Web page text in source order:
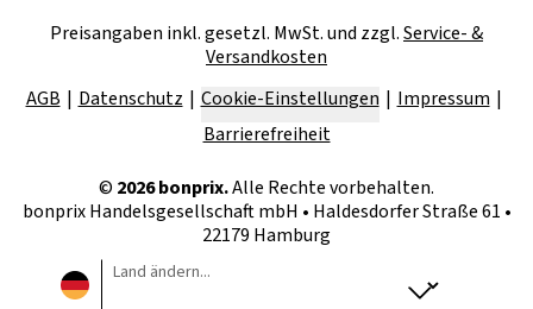
Preisangaben inkl. gesetzl. MwSt. und zzgl.Service- &
Versandkosten
AGB
Datenschutz Cookie-Einstellungen
Impressum
Barrierefreiheit
© 2026bonprix.Alle Rechte vorbehalten.
bonprix Handelsgesellschaft mbH • Haldesdorfer Straße 61 •
22179 Hamburg
Land ändern...